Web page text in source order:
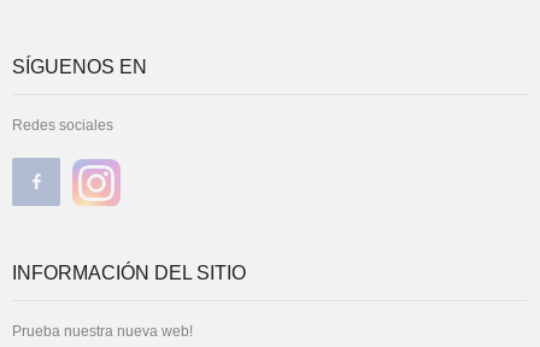
SÍGUENOS EN
Redes sociales
INFORMACIÓN DEL SITIO
Prueba nuestra nueva web!